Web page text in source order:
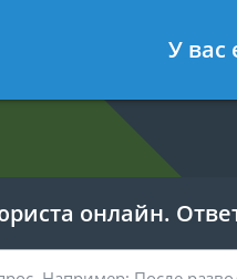
- Юрист по общим
онлайн.
У вас